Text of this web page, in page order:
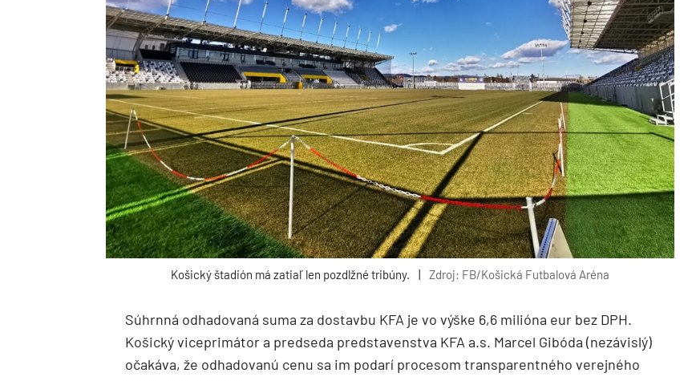
Košický štadión má zatiaľ len pozdlžné tribúny. | Zdroj: FB/Košická Futbalová Aréna
Súhrnná odhadovaná suma za dostavbu KFA je vo výške 6,6 milióna eur bez DPH.
Košický viceprimátor a predseda predstavenstva KFA a.s. Marcel Gibóda (nezávislý)
očakáva, že odhadovanú cenu sa im podarí procesom transparentného verejného